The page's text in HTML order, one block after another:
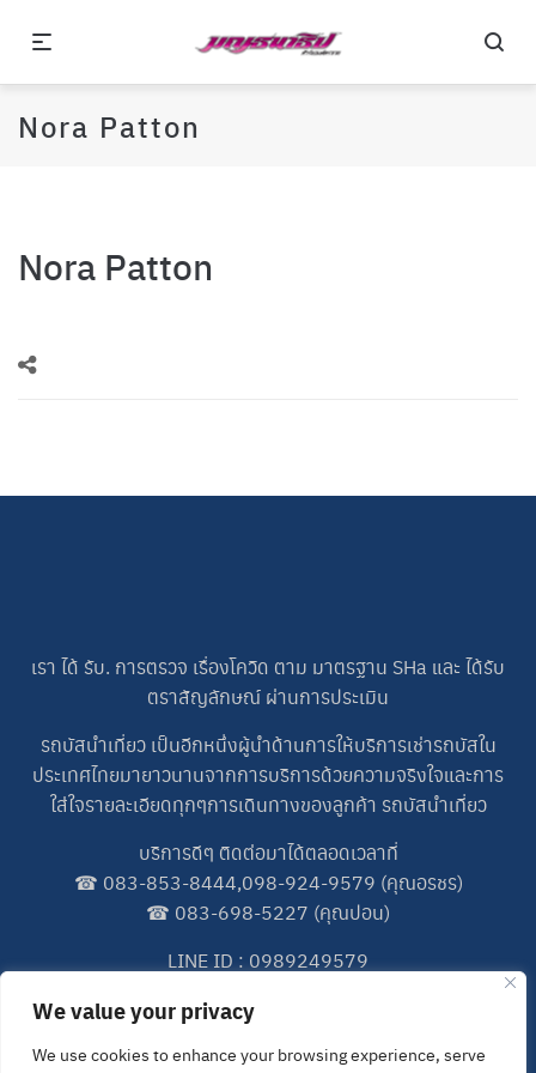
We value your privacy
We use cookies to enhance your browsing experience, serve
Nora Patton
Nora Patton
เรา ได้ รับ. การตรวจ เรื่องโควิด ตาม มาตรฐาน SHa และ ได้รับ
ตราสัญลักษณ์ ผ่านการประเมิน
รถบัสนำเที่ยว เป็นอีกหนึ่งผู้นำด้านการให้บริการเช่ารถบัสใน
ประเทศไทยมายาวนานจากการบริการด้วยความจริงใจและการ
ใส่ใจรายละเอียดทุกๆการเดินทางของลูกค้า รถบัสนำเที่ยว
บริการดีๆ ติดต่อมาได้ตลอดเวลาที่
☎ 083-853-8444,098-924-9579 (คุณอรชร)
☎ 083-698-5227 (คุณปอน)
LINE ID : 0989249579
LINE ID : 0838538444